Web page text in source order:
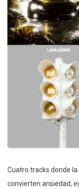
Cuatro tracks donde
convierten ansiedad,